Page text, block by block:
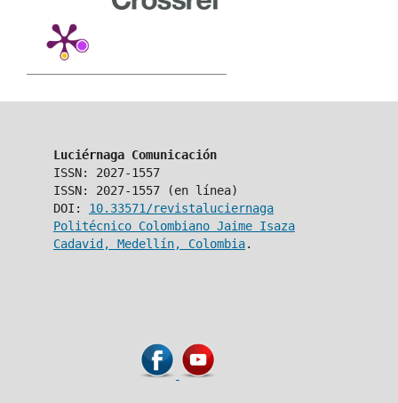
Luciérnaga Comunicación
ISSN: 2027-1557
ISSN: 2027-1557 (en línea)
DOI: 10.33571/revistaluciernaga
Politécnico Colombiano Jaime Isaza
Cadavid, Medellín, Colombia.